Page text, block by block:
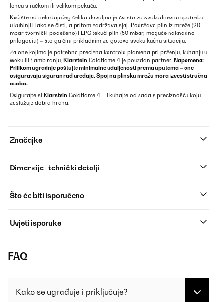
loncu s ručkom ili velikom pekaču.
Kućište od nehrđajućeg čelika dovoljno je čvrsto za svakodnevnu upotrebu
u kuhinji i lako se čisti, a pritom zadržava sjaj. Podržava plin iz mreže (20
mbar tvornički podešeno) i LPG tekući plin (50 mbar, moguće naknadno
prilagoditi) – što ga čini prikladnim za gotovo svaku kućnu situaciju.
Za one kojima je potrebna precizna kontrola plamena pri prženju, kuhanju u
woku ili flambiranju, Klarstein Goldflame 4 je pouzdan partner. Napomena:
Prilikom ugradnje poštujte minimalne udaljenosti prema uputama – one
osiguravaju siguran rad uređaja. Spoj na plinsku mrežu mora izvesti stručna
osoba.
Osigurajte si Klarstein Goldflame 4 – i kuhajte od sada s preciznošću koju
zaslužuje dobra hrana.
Značajke
Dimenzije i tehnički detalji
Što će biti isporučeno
Uvjeti isporuke
FAQ
Kako se ugrađuje i priključuje?